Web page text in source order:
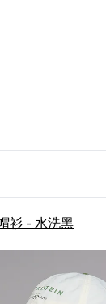
衫 - 水洗黑